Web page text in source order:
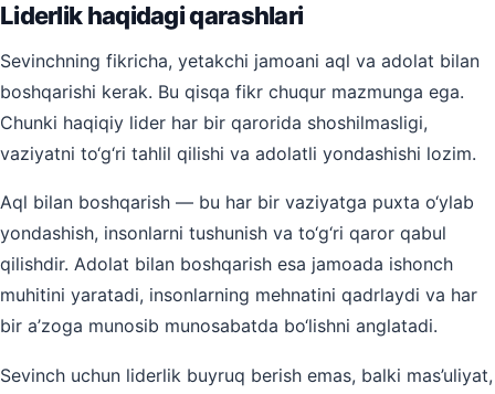
Liderlik haqidagi qarashlari
Sevinchning fikricha, yetakchi jamoani aql va adolat bilan
boshqarishi kerak. Bu qisqa fikr chuqur mazmunga ega.
Chunki haqiqiy lider har bir qarorida shoshilmasligi,
vaziyatni to‘g‘ri tahlil qilishi va adolatli yondashishi lozim.
Aql bilan boshqarish — bu har bir vaziyatga puxta o‘ylab
yondashish, insonlarni tushunish va to‘g‘ri qaror qabul
qilishdir. Adolat bilan boshqarish esa jamoada ishonch
muhitini yaratadi, insonlarning mehnatini qadrlaydi va har
bir a’zoga munosib munosabatda bo‘lishni anglatadi.
Sevinch uchun liderlik buyruq berish emas, balki mas’uliyat,